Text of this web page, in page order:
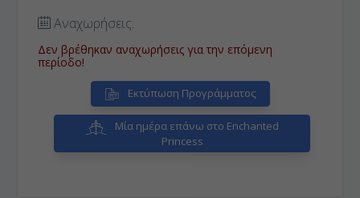
• Καντίζ (Σεβίλλη):
οποίος ενώνεται με μια μικρή λωρίδα στεριάς και
δρόμο με την ηπειρωτική περιοχή στον Κόλπο του
Κάδιθ, ο οποίος βλέπει τον Ατλαντικό ωκεανό.
• Λισαβόνα:
μεσογειακή στην ψυχή, με μια αύρα γλυκιάς
μελαγχολίας όταν ο Ατλαντικός συννεφιάζει,
χτισμένη πάνω σε 7 λόφους.
• Βίγκο:Το μεγαλύτερο αλιευτικό λιμάνι στον
κόσμο, με πολλά στενά δρομάκια και μεγαλειώδη
Αναχωρήσεις:
Δεν βρέθηκαν αναχωρήσεις για την επόμενη
περίοδο!
Εκτύπωση Προγράμματος
Μία ημέρα επάνω στο Enchanted
Princess